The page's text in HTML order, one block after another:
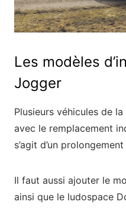
Les modèles
Jogger
Plusieurs véhicules de
avec le remplacement
s’agit d’un
Il faut aussi ajouter le
ainsi que le ludospace